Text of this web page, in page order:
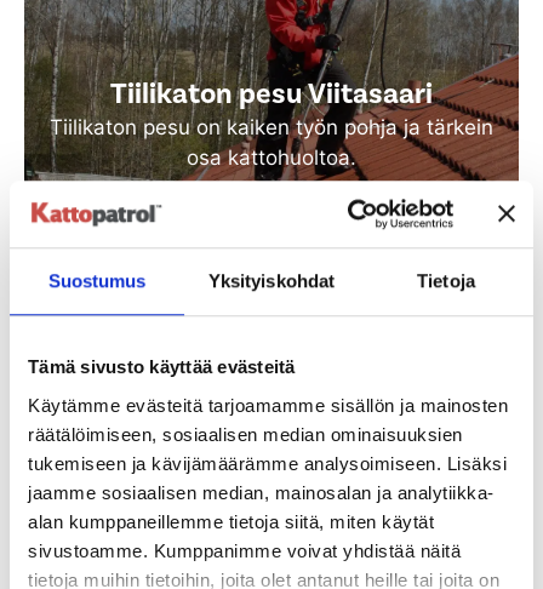
Suostumus Yksityiskohdat Tietoja
Tämä sivusto käyttää evästeitä
Käytämme evästeitä tarjoamamme sisällön ja mainosten
räätälöimiseen, sosiaalisen median ominaisuuksien
tukemiseen ja kävijämäärämme analysoimiseen. Lisäksi
jaamme sosiaalisen median, mainosalan ja analytiikka-
alan kumppaneillemme tietoja siitä, miten käytät
sivustoamme. Kumppanimme voivat yhdistää näitä
tietoja muihin tietoihin, joita olet antanut heille tai joita on
Tiilikaton pesu Viitasaari
Tiilikaton pesu on kaiken työn pohja ja tärkein
osa kattohuoltoa.
Tiilikaton suoja-ainekäsittely
Viitasaari